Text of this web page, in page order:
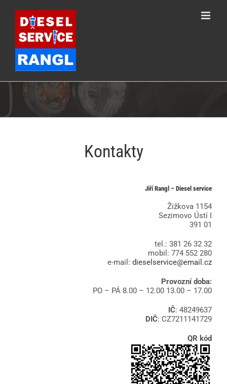
content
Kontakty
Jiří Rangl – Diesel service
Žižkova 1154
Sezimovo Ústí I
391 01
tel.: 381 26 32 32
mobil: 774 552 280
e-mail: dieselservice@email.cz
Provozní doba:
PO – PÁ 8.00 – 12.00 13.00 – 17.00
IČ: 48249637
DIČ: CZ7211141729
QR kód